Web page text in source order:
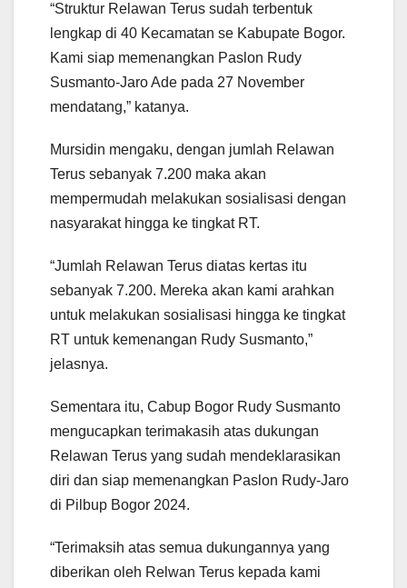
“Struktur Relawan Terus sudah terbentuk
lengkap di 40 Kecamatan se Kabupate Bogor.
Kami siap memenangkan Paslon Rudy
Susmanto-Jaro Ade pada 27 November
mendatang,” katanya.
Mursidin mengaku, dengan jumlah Relawan
Terus sebanyak 7.200 maka akan
mempermudah melakukan sosialisasi dengan
nasyarakat hingga ke tingkat RT.
“Jumlah Relawan Terus diatas kertas itu
sebanyak 7.200. Mereka akan kami arahkan
untuk melakukan sosialisasi hingga ke tingkat
RT untuk kemenangan Rudy Susmanto,”
jelasnya.
Sementara itu, Cabup Bogor Rudy Susmanto
mengucapkan terimakasih atas dukungan
Relawan Terus yang sudah mendeklarasikan
diri dan siap memenangkan Paslon Rudy-Jaro
di Pilbup Bogor 2024.
“Terimaksih atas semua dukungannya yang
diberikan oleh Relwan Terus kepada kami